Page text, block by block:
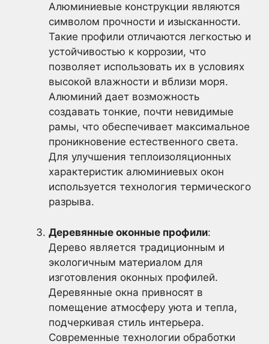
Алюминиевые конструкции являются
символом прочности и изысканности.
Такие профили отличаются легкостью и
устойчивостью к коррозии, что
позволяет использовать их в условиях
высокой влажности и вблизи моря.
Алюминий дает возможность
создавать тонкие, почти невидимые
рамы, что обеспечивает максимальное
проникновение естественного света.
Для улучшения теплоизоляционных
характеристик алюминиевых окон
используется технология термического
разрыва.
Деревянные оконные профили:
Дерево является традиционным и
экологичным материалом для
изготовления оконных профилей.
Деревянные окна привносят в
помещение атмосферу уюта и тепла,
подчеркивая стиль интерьера.
Современные технологии обработки